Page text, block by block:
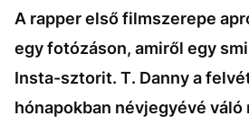
VIDEÓ
GASZTRO
A rapper első filmszerepe
egy fotózáson, amiről egy
Insta-sztorit. T. Danny a
hónapokban névjegyévé váló